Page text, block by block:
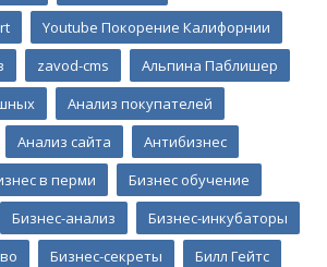
Youtube Покорение Калифорнии
zavod-cms
Альпина Паблишер
Анализ покупателей
Анализ сайта
Антибизнес
в перми
Бизнес обучение
Бизнес-анализ
Бизнес-инкубаторы
Бизнес-секреты
Билл Гейтс